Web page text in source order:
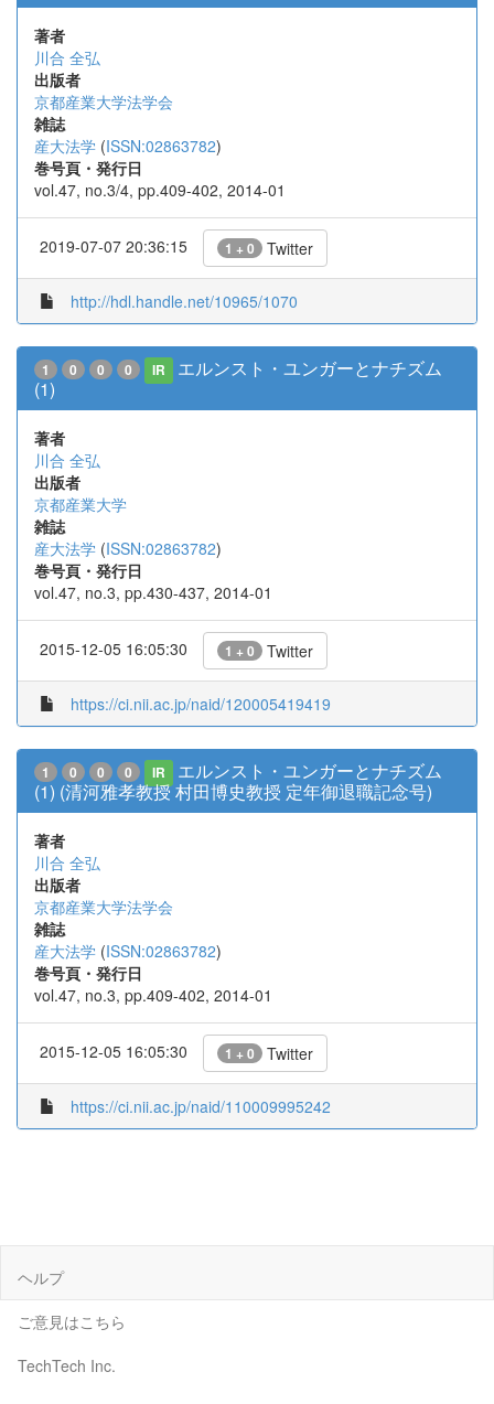
著者
川合 全弘
出版者
京都産業大学法学会
雑誌
産大法学 (ISSN:02863782)
巻号頁・発行日
vol.47, no.3/4, pp.409-402, 2014-01
2019-07-07 20:36:15 1 + 0 Twitter
http://hdl.handle.net/10965/1070
1 0 0 0 IR
エルンスト・ユンガーとナチズム
(1)
著者
川合 全弘
出版者
京都産業大学
雑誌
産大法学 (ISSN:02863782)
巻号頁・発行日
vol.47, no.3, pp.430-437, 2014-01
2015-12-05 16:05:30 1 + 0 Twitter
https://ci.nii.ac.jp/naid/120005419419
1 0 0 0 IR
エルンスト・ユンガーとナチズム
(1) (清河雅孝教授 村田博史教授 定年御退職記念号)
著者
川合 全弘
出版者
京都産業大学法学会
雑誌
産大法学 (ISSN:02863782)
巻号頁・発行日
vol.47, no.3, pp.409-402, 2014-01
2015-12-05 16:05:30 1 + 0 Twitter
https://ci.nii.ac.jp/naid/110009995242
ヘルプ
ご意見はこちら
TechTech Inc.